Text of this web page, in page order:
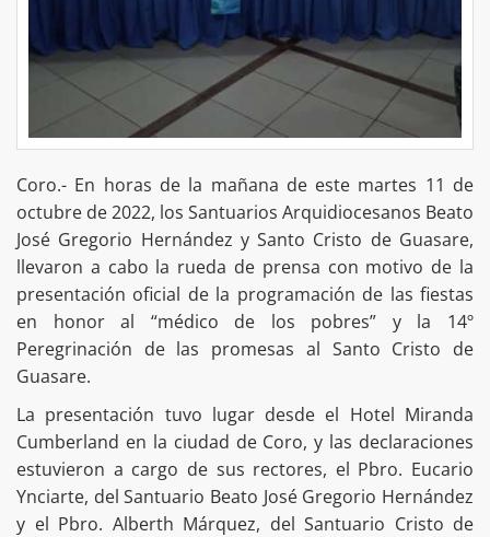
Coro.- En horas de la mañana de este martes 11 de
octubre de 2022, los Santuarios Arquidiocesanos Beato
José Gregorio Hernández y Santo Cristo de Guasare,
llevaron a cabo la rueda de prensa con motivo de la
presentación oficial de la programación de las fiestas
en honor al “médico de los pobres” y la 14º
Peregrinación de las promesas al Santo Cristo de
Guasare.
La presentación tuvo lugar desde el Hotel Miranda
Cumberland en la ciudad de Coro, y las declaraciones
estuvieron a cargo de sus rectores, el Pbro. Eucario
Ynciarte, del Santuario Beato José Gregorio Hernández
y el Pbro. Alberth Márquez, del Santuario Cristo de